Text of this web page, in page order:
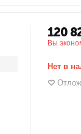
120
Вы
Нет в